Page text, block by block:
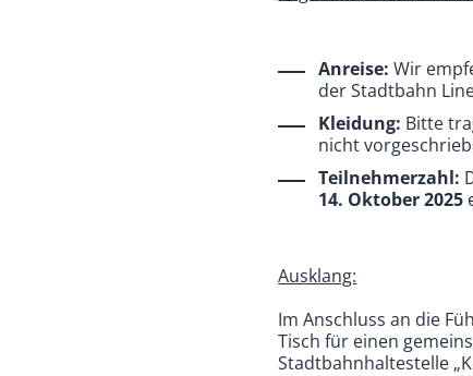
Anreise: Wir
der Stadtbahn
Kleidung: Bitte
nicht
Teilnehmerzahl:
14. Oktober 2025
Ausklang:
Im Anschluss an die
Tisch für einen
Stadtbahnhaltestelle